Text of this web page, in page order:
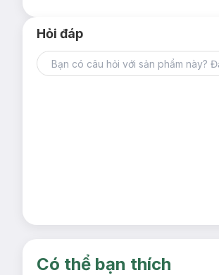
Hỏi đáp
Có thể bạn thích